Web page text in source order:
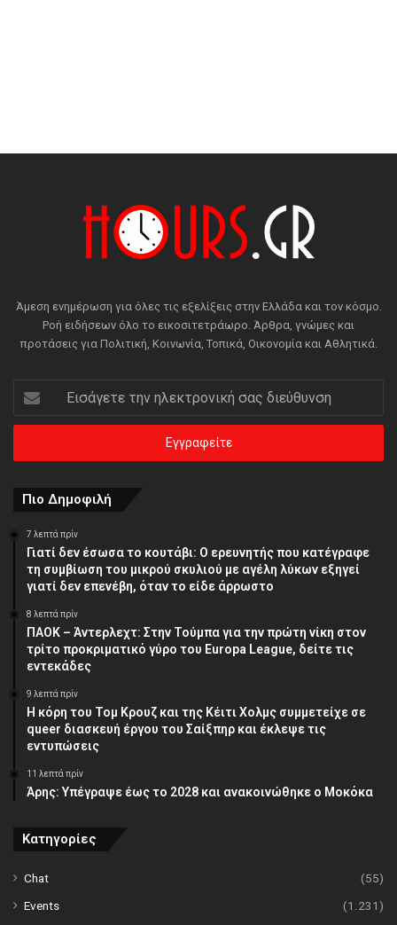
Άμεση ενημέρωση για όλες τις εξελίξεις στην Ελλάδα και τον κόσμο.
Ροή ειδήσεων όλο το εικοσιτετράωρο. Άρθρα, γνώμες και
προτάσεις για Πολιτική, Κοινωνία, Τοπικά, Οικονομία και Αθλητικά.
Εισάγετε
την
ηλεκτρονική
διεύθυνση
Πιο Δημοφιλή
7 λεπτά πρίν
Γιατί δεν έσωσα το κουτάβι: Ο ερευνητής που κατέγραφε
τη συμβίωση του μικρού σκυλιού με αγέλη λύκων εξηγεί
γιατί δεν επενέβη, όταν το είδε άρρωστο
8 λεπτά πρίν
ΠΑΟΚ – Άντερλεχτ: Στην Τούμπα για την πρώτη νίκη στον
τρίτο προκριματικό γύρο του Europa League, δείτε τις
εντεκάδες
9 λεπτά πρίν
Η κόρη του Τομ Κρουζ και της Κέιτι Χολμς συμμετείχε σε
queer διασκευή έργου του Σαίξπηρ και έκλεψε τις
εντυπώσεις
11 λεπτά πρίν
Άρης: Υπέγραψε έως το 2028 και ανακοινώθηκε ο Μοκόκα
Κατηγορίες
Chat
(55)
Events
(1.231)